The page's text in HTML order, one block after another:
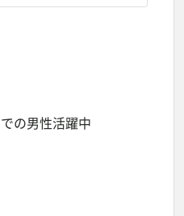
の男性活躍中